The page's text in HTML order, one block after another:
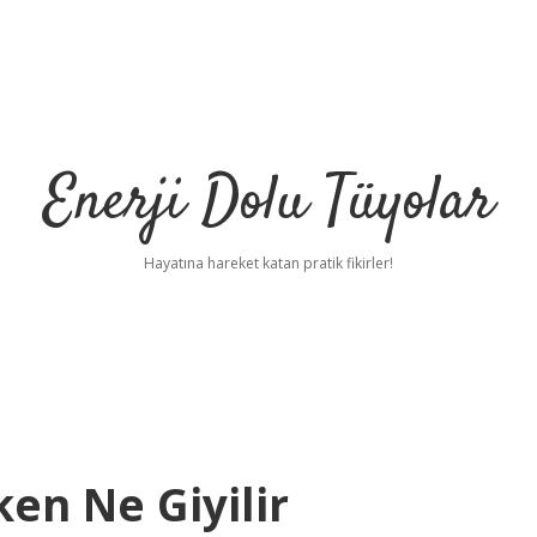
Enerji Dolu Tüyolar
Hayatına hareket katan pratik fikirler!
Ne Giyilir